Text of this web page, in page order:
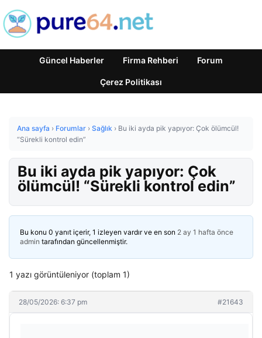
Güncel Haberler Firma Rehberi Forum
Çerez Politikası
Ana sayfa › Forumlar › Sağlık › Bu iki ayda pik yapıyor: Çok ölümcül!
“Sürekli kontrol edin”
Bu iki ayda pik yapıyor: Çok
ölümcül! “Sürekli kontrol edin”
Bu konu 0 yanıt içerir, 1 izleyen vardır ve en son 2 ay 1 hafta önce
admin tarafından güncellenmiştir.
1 yazı görüntüleniyor (toplam 1)
28/05/2026: 6:37 pm #21643